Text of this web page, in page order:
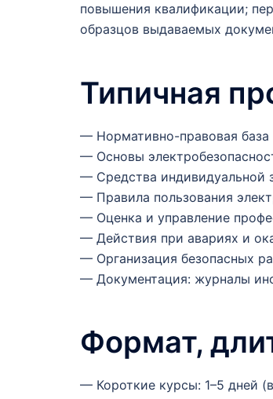
повышения квалификации;
образцов выдаваемых
Типичная
— Нормативно-правовая база
— Основы
— Средства индивидуальной
— Правила пользования
— Оценка и управление
— Действия при авариях и
— Организация безопасных
— Документация: журналы
Формат,
— Короткие курсы: 1–5 дней